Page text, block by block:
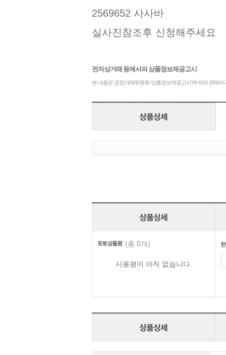
2569652 사사바
실사진참조후 신청해주세요
전자상거래 등에서의 상품정보제공고시
본 내용은 공정거래위원회 '상품정보제공고시'에 따라 판매
(총 0개)
사용평이 아직 없습니다.